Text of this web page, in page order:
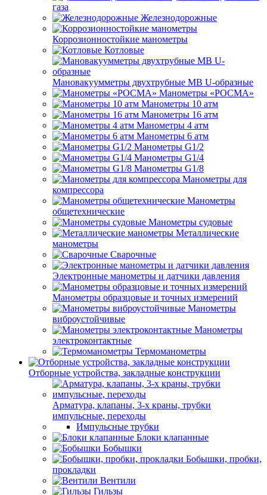
газа
Железнодорожные
Коррозионностойкие манометры
Котловые
Мановакуумметры двухтрубные МВ U-образные
Манометры «РОСМА»
Манометры 10 атм
Манометры 16 атм
Манометры 4 атм
Манометры 6 атм
Манометры G1/2
Манометры G1/4
Манометры G1/8
Манометры для
компрессора
Манометры
общетехнические
Манометры судовые
Металлические
манометры
Сварочные
Электронные манометры и датчики давления
Манометры образцовые и точных измерений
Манометры
виброустойчивые
Манометры
электроконтактные
Термоманометры
Отборные устройства, закладные конструкции
Арматура, клапаны, 3-х краны, трубки
импульсные, переходы
Импульсные трубки
Блоки клапанные
Бобышки
Бобышки, пробки,
прокладки
Вентили
Гильзы